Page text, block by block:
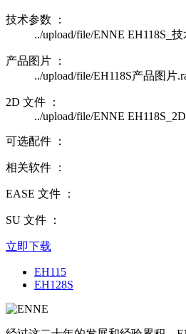
技术参数 ：
../upload/file/ENNE EH118S_
产品图片 ：
../upload/file/EH118S产品图片
2D 文件 ：
../upload/file/ENNE
可选配件 ：
相关软件 ：
EASE 文件 ：
SU 文件 ：
立即下载
EH115
EH128S